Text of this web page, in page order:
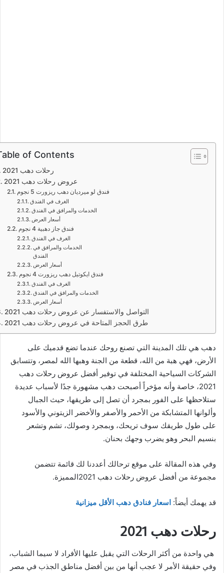
of Contents
رحلات دهب 2021
عروض رحلات دهب 2021
فندق لو ميرديان دهب ريزورت 5 نجوم
الغرف في الفندق
الخدمات والمرافق في الفندق
أسعار العرض
فندق جاز دهبية 4 نجوم
الغرف في الفندق
الخدمات والمرافق في
أسعار العرض
فندق ايكوتيل دهب ريزورت 4 نجوم
الغرف في الفندق
الخدمات والمرافق في الفندق
أسعار العرض
التواصل والاستفسار عن عروض رحلات دهب 2021
طرق الحجز المتاحة في عروض رحلات دهب 2021
دهب هي تلك المدينة التي تصنع روحك عندما تضع قدميك على
الأرض، فهي هبة من الله، قطعة من الجنة وهبها الله لمصر، وتتسابق
الشركات السياحية المختلفة في توفير أفضل عروض رحلات دهب
2021، خاصة وأنه مؤخراً أصبحت دهب مشهورة جدًا لأسباب عديدة
ستلاحظها على الفور بمجرد أن تصل إلى طريقها، حيث الجبال
وألوانها المتشابكة من الأحمر والأصفر والأخضر الزيتوني والأسود
على طول طريقك سوف تريحك، وبمجرد وصولك، تشم وتشعر
بنسيم البحر وهو يضرب وجهك بحنان.
وفي هذه المقالة على موقع ترحالك أعددنا لك قائمة تتضمن
مجموعة من أفضل عروض رحلات دهب 2021المميزة.
قد يهمك أيضاً: اسعار فنادق دهب الأقل ميزانية
رحلات دهب 2021
هي واحدة من أكثر الرحلات التي يقبل عليها الأفراد لا سيما الشباب،
وفي حقيقة الأمر لا عجب أنها من بين أفضل مناطق الجذب في مصر